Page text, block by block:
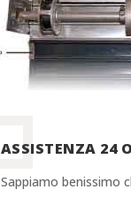
ASSISTENZA 24
Sappiamo benissimo